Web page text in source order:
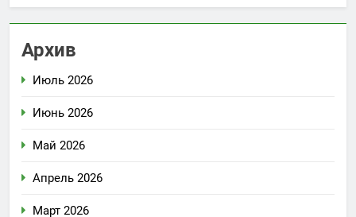
Архив
Июль 2026
Июнь 2026
Май 2026
Апрель 2026
Март 2026